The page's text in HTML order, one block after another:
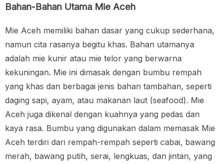
Bahan-Bahan Utama Mie Aceh
Mie Aceh memiliki bahan dasar yang cukup sederhana,
namun cita rasanya begitu khas. Bahan utamanya
adalah mie kunir atau mie telor yang berwarna
kekuningan. Mie ini dimasak dengan bumbu rempah
yang khas dan berbagai jenis bahan tambahan, seperti
daging sapi, ayam, atau makanan laut (seafood). Mie
Aceh juga dikenal dengan kuahnya yang pedas dan
kaya rasa. Bumbu yang digunakan dalam memasak Mie
Aceh terdiri dari rempah-rempah seperti cabai, bawang
merah, bawang putih, serai, lengkuas, dan jintan, yang